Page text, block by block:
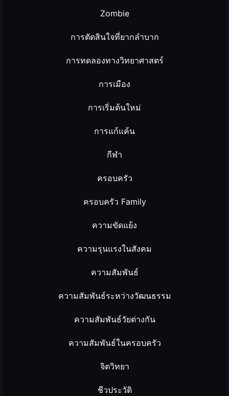
Zombie
การตัดสินใจที่ยากลำบาก
การทดลองทางวิทยาศาสตร์
การเมือง
การเริ่มต้นใหม่
การแก้แค้น
กีฬา
ครอบครัว
ครอบครัว Family
ความขัดแย้ง
ความรุนแรงในสังคม
ความสัมพันธ์
ความสัมพันธ์ระหว่างวัฒนธรรม
ความสัมพันธ์วัยต่างกัน
ความสัมพันธ์ในครอบครัว
จิตวิทยา
ชีวประวัติ